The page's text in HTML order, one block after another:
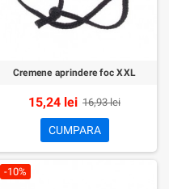
Cremene aprindere foc XXL
15,24 lei 16,93 lei
CUMPARA
-10%